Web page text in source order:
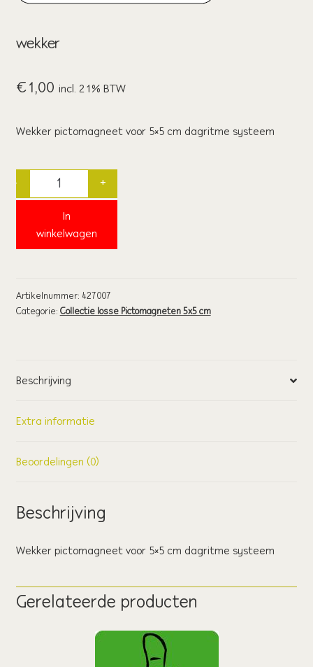
winkel
winkelwagen
wekker
€ 1,00 incl. 21% BTW
Wekker pictomagneet voor 5×5 cm dagritme systeem
Quantity
- +
In
winkelwagen
Artikelnummer: 427007
Categorie: Collectie losse Pictomagneten 5x5 cm
Beschrijving
Extra informatie
Beoordelingen (0)
Beschrijving
Wekker pictomagneet voor 5×5 cm dagritme systeem
Gerelateerde producten